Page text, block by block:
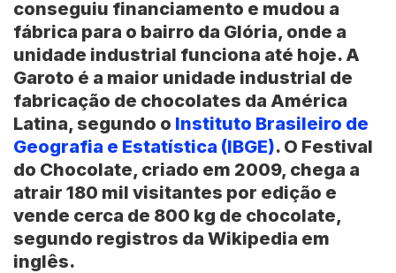
conseguiu financiamento e mudou a
fábrica para o bairro da Glória, onde a
unidade industrial funciona até hoje. A
Garoto é a maior unidade industrial de
fabricação de chocolates da América
Latina, segundo o Instituto Brasileiro de
Geografia e Estatística (IBGE). O Festival
do Chocolate, criado em 2009, chega a
atrair 180 mil visitantes por edição e
vende cerca de 800 kg de chocolate,
segundo registros da Wikipedia em
inglês.